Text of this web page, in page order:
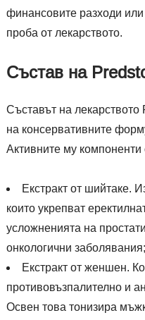
финансовите разходи
проба от лекарството.
Състав на
Съставът на
на консервативните
Активните му компоненти
Екстракт от шийтаке.
които укрепват
усложненията на
онкологични заболявания;
Екстракт от женшен.
противовъзпалително и
Освен това тонизира